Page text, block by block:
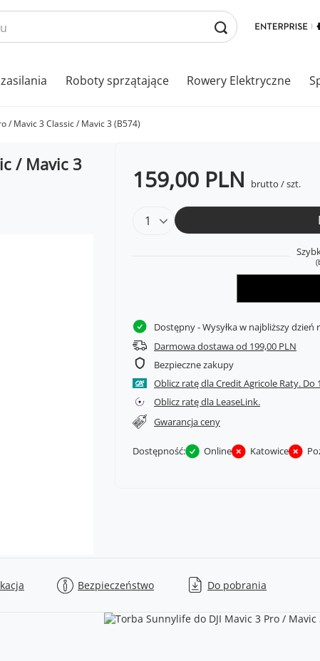
Roboty sprzątające Rowery Elektryczne
/ Mavic 3 Classic / Mavic 3 (B574)
/ Mavic 3
159,00 PLN brutto /szt.
Dostępny- Wysyłka w najbliższy dzień
Darmowa dostawa od 199,00 PLN
Bezpieczne zakupy
Oblicz ratę dla Credit Agricole Raty.
Oblicz ratę dla LeaseLink.
Gwarancja ceny
Dostępność: Online Katowice
Bezpieczeństwo Do pobrania